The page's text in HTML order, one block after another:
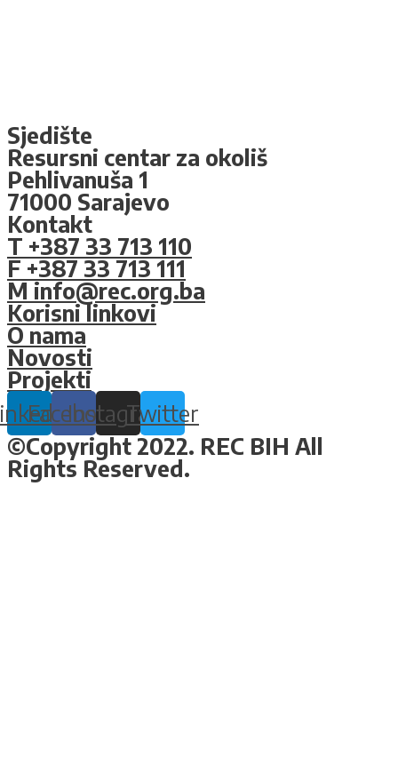
Sjedište
Resursni centar za okoliš
Pehlivanuša 1
71000 Sarajevo
Kontakt
T +387 33 713 110
F +387 33 713 111
M info@rec.org.ba
Korisni linkovi
O nama
Novosti
Projekti
Facebook
Instagram
Twitter
©Copyright 2022. REC BIH All
Rights Reserved.
Design & Development By